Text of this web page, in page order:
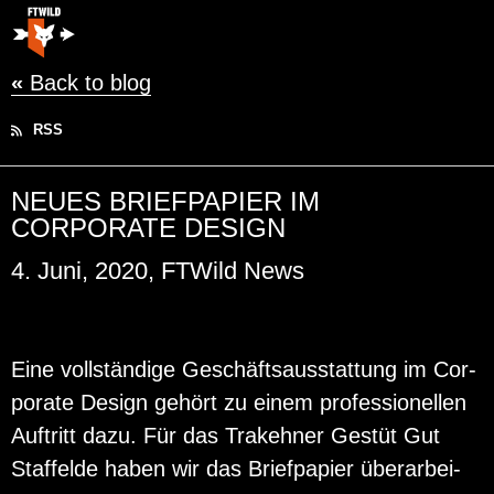
« Back to blog
RSS
NEUES BRIEFPAPIER IM
CORPORATE DESIGN
4. Juni, 2020, FTWild News
Eine voll­stän­di­ge Ge­schäfts­aus­stat­tung im Cor­
po­ra­te De­sign ge­hört zu einem pro­fes­sio­nel­len
Auf­tritt dazu. Für das Tra­keh­ner Ge­stüt Gut
Staf­felde haben wir das Brief­pa­pier über­ar­bei­